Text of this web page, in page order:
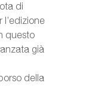
di
l’edizione
questo
già
della